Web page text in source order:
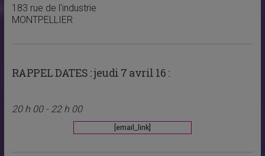
183 rue de l'industrie
MONTPELLIER
RAPPEL DATES :jeudi 7 avril 16 :
20 h 00 - 22 h 00
[email_link]